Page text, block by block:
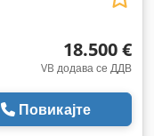
18.500 €
VB додава се ДДВ
Повикајте